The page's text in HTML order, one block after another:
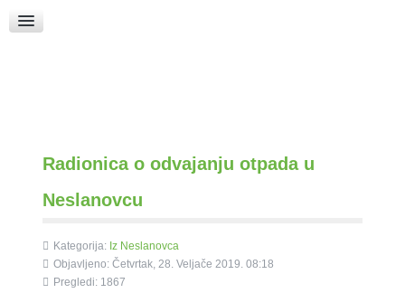
Radionica o odvajanju otpada u
Neslanovcu
Kategorija: Iz Neslanovca
Objavljeno: Četvrtak, 28. Veljače 2019. 08:18
Pregledi: 1867